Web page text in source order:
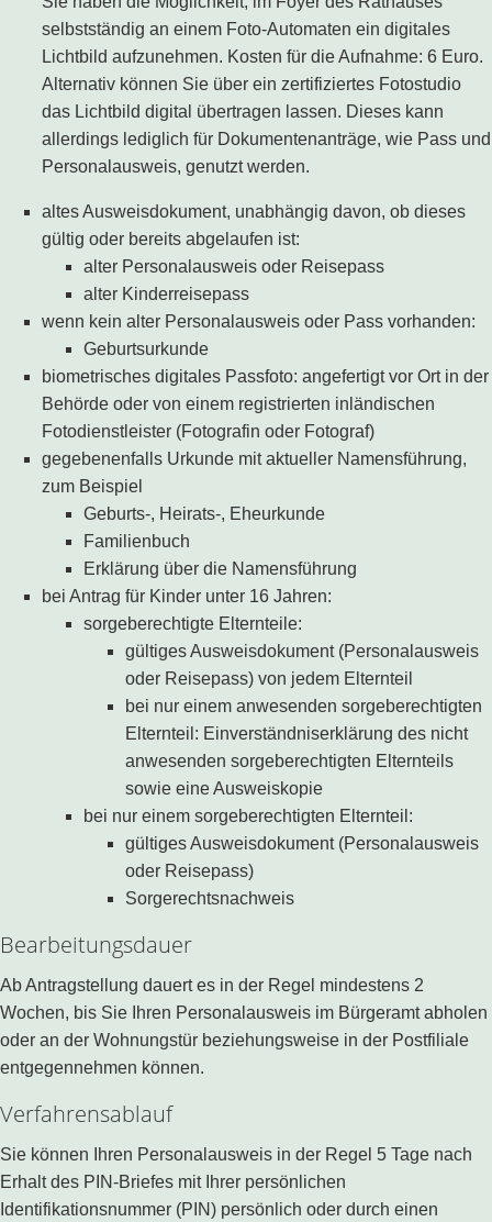
selbstständig an einem Foto-Automaten ein digitales
Lichtbild aufzunehmen. Kosten für die Aufnahme: 6 Euro.
Alternativ können Sie über ein zertifiziertes Fotostudio
das Lichtbild digital übertragen lassen. Dieses kann
allerdings lediglich für Dokumentenanträge, wie Pass und
Personalausweis, genutzt werden.
altes Ausweisdokument, unabhängig davon, ob dieses
gültig oder bereits abgelaufen ist:
alter Personalausweis oder Reisepass
alter Kinderreisepass
wenn kein alter Personalausweis oder Pass vorhanden:
Geburtsurkunde
biometrisches digitales Passfoto: angefertigt vor Ort in der
Behörde oder von einem registrierten inländischen
Fotodienstleister (Fotografin oder Fotograf)
gegebenenfalls Urkunde mit aktueller Namensführung,
zum Beispiel
Geburts-, Heirats-, Eheurkunde
Familienbuch
Erklärung über die Namensführung
bei Antrag für Kinder unter 16 Jahren:
sorgeberechtigte Elternteile:
gültiges Ausweisdokument (Personalausweis
oder Reisepass) von jedem Elternteil
bei nur einem anwesenden sorgeberechtigten
Elternteil: Einverständniserklärung des nicht
anwesenden sorgeberechtigten Elternteils
sowie eine Ausweiskopie
bei nur einem sorgeberechtigten Elternteil:
gültiges Ausweisdokument (Personalausweis
oder Reisepass)
Sorgerechtsnachweis
Bearbeitungsdauer
Ab Antragstellung dauert es in der Regel mindestens 2
Wochen, bis Sie Ihren Personalausweis im Bürgeramt abholen
oder an der Wohnungstür beziehungsweise in der Postfiliale
entgegennehmen können.
Verfahrensablauf
Sie können Ihren Personalausweis in der Regel 5 Tage nach
Erhalt des PIN-Briefes mit Ihrer persönlichen
Identifikationsnummer (PIN) persönlich oder durch einen